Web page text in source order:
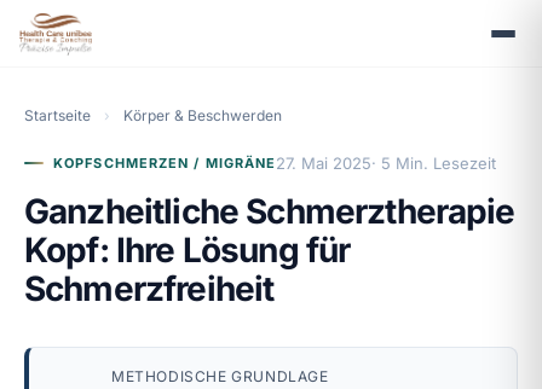
Startseite › Körper & Beschwerden
KOPFSCHMERZEN / MIGRÄNE 27. Mai 2025· 5 Min. Lesezeit
Ganzheitliche Schmerztherapie
Kopf: Ihre Lösung für
Schmerzfreiheit
METHODISCHE GRUNDLAGE